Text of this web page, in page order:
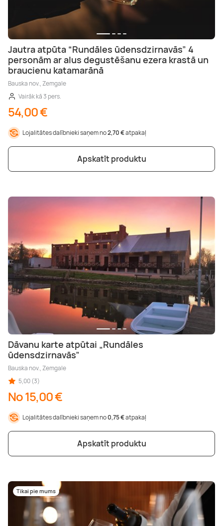
Jautra atpūta “Rundāles ūdensdzirnavās” 4
personām ar alus degustēšanu ezera krastā un
braucienu katamarānā
Bauska nov., Zemgale
Vairāk kā 3 pers.
54,00 €
Lojalitātes dalībnieki saņem no2,70 €atpakaļ
Apskatīt produktu
Dāvanu karte atpūtai „Rundāles
ūdensdzirnavās”
Bauska nov., Zemgale
5,00 (3)
No 15,00 €
Lojalitātes dalībnieki saņem no0,75 €atpakaļ
Apskatīt produktu
Tikai pie mums